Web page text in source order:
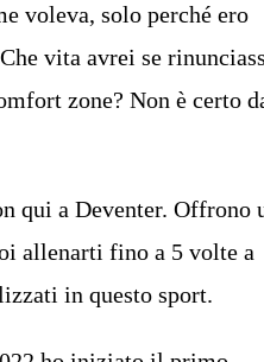
voleva, solo perché ero
vita avrei se
zone? Non è certo
qui a Deventer. Offrono
allenarti fino a 5 volte a
in questo sport.